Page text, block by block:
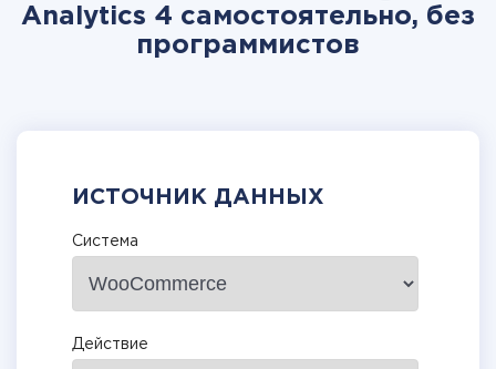
Analytics 4 самостоятельно, без
программистов
ИСТОЧНИК ДАННЫХ
Система
Действие